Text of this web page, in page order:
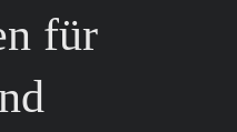
für